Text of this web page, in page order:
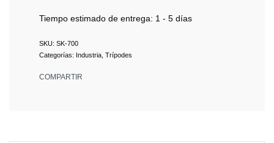
Tiempo estimado de entrega: 1 - 5 días
SK-700
Categorías: Industria Trípodes
COMPARTIR